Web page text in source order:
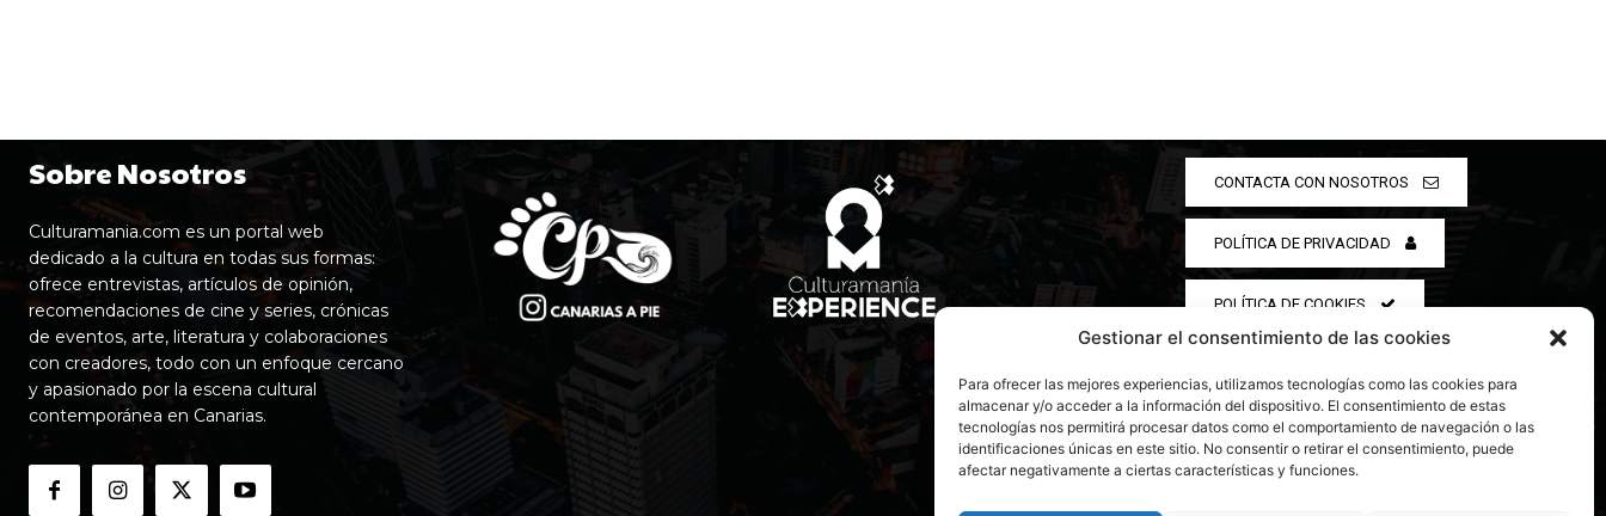
Gestionar el consentimiento de las cookies
Para ofrecer las mejores experiencias, utilizamos tecnologías como las cookies para
almacenar y/o acceder a la información del dispositivo. El consentimiento de estas
tecnologías nos permitirá procesar datos como el comportamiento de navegación o las
identificaciones únicas en este sitio. No consentir o retirar el consentimiento, puede
afectar negativamente a ciertas características y funciones.
Sobre Nosotros
Culturamania.com es un portal web
dedicado a la cultura en todas sus formas:
ofrece entrevistas, artículos de opinión,
recomendaciones de cine y series, crónicas
de eventos, arte, literatura y colaboraciones
con creadores, todo con un enfoque cercano
y apasionado por la escena cultural
contemporánea en Canarias.
CONTACTA CON NOSOTROS
POLÍTICA DE PRIVACIDAD
POLÍTICA DE COOKIES